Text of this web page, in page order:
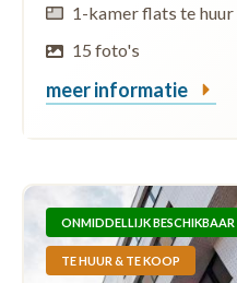
1-kamer flats te huur
15 foto's
meer informatie
ONMIDDELLIJK BESCHIKBAAR
TE HUUR & TE KOOP